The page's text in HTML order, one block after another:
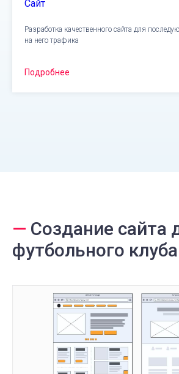
Сайт
Разработка качественного сайта для
на него трафика
Подробнее
— Создание сайта
футбольного клуба